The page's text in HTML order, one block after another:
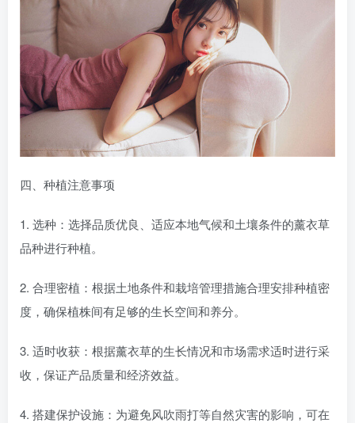
四、种植注意事项
1. 选种：选择品质优良、适应本地气候和土壤条件的薰衣草
品种进行种植。
2. 合理密植：根据土地条件和栽培管理措施合理安排种植密
度，确保植株间有足够的生长空间和养分。
3. 适时收获：根据薰衣草的生长情况和市场需求适时进行采
收，保证产品质量和经济效益。
4. 搭建保护设施：为避免风吹雨打等自然灾害的影响，可在